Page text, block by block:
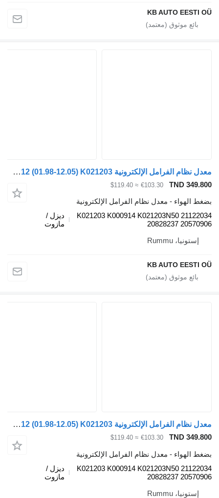
KB AUTO EESTI
معدل نظام الفرامل الإلكترونية Knorr-Bremse FM12 (01.98-12.05) K021203 لـ الشاحنات Volvo FM7-FM12, FM, FMX (1998-2014)
TND
€103.30
≈ $119.40
الهواء - معدل نظام الفرامل الإلكترونية
K021203 K000914 K021203N50
20828237
ديزل /
مازوت
إستونيا، Rummu
KB AUTO EESTI
معدل نظام الفرامل الإلكترونية Knorr-Bremse FM12 (01.98-12.05) K021203 لـ الشاحنات Volvo FM7-FM12, FM, FMX (1998-2014)
TND
€103.30
≈ $119.40
الهواء - معدل نظام الفرامل الإلكترونية
K021203 K000914 K021203N50
20828237
ديزل /
مازوت
إستونيا، Rummu